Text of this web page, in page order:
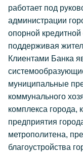
работает под
администрации
опорной
поддерживая
Клиентами Банка
муниципальные
коммунального
комплекса города,
предприятия
метрополитена,
благоустройства